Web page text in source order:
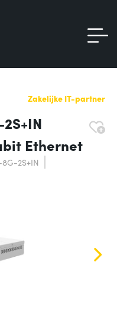
Zakelijke IT-partner
Ethernet
2S+IN